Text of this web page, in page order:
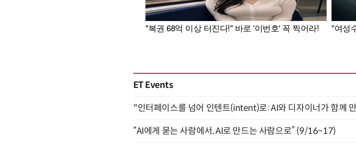
ET Events
"인터페이스를 넘어 인텐트(intent)로: AI와 디자이너가 함께
“AI에게 묻는 사람에서, AI로 만드는 사람으로” (9/16~17)